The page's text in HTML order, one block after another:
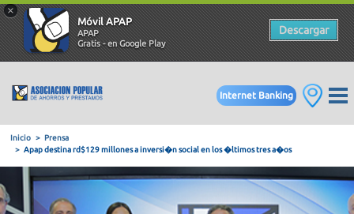
×
Móvil APAP
APAP
Gratis - en Google Play
Descargar
Internet Banking
Inicio
Apap destina rd$129 millones a inversi�n social en los